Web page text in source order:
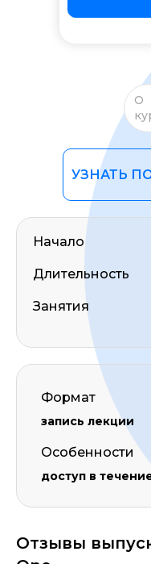
О
УЗНАТЬ
Начало
Длительность
Занятия
Формат
запись лекции
Особенности
доступ в
Отзывы